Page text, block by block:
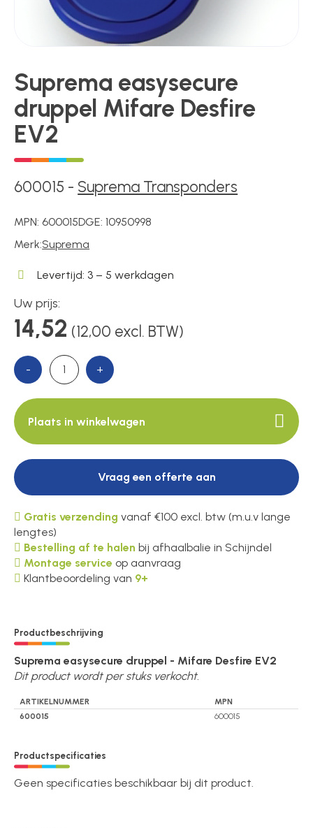
Pulsgevers
Voedingen
Over ons
Contact
Suprema easysecure
druppel Mifare Desfire
EV2
600015 - Suprema Transponders
MPN: 600015DGE:10950998
Merk:Suprema
Levertijd: 3 – 5 werkdagen
Uw prijs:
14,52 (12,00 excl. BTW)
- +
Plaats in winkelwagen
Vraag een offerte aan
Gratis verzending vanaf €100 excl. btw (m.u.v lange
lengtes)
Bestelling af te halen bij afhaalbalie in Schijndel
Montage service op aanvraag
Klantbeoordeling van 9+
Productbeschrijving
Suprema easysecure druppel - Mifare Desfire EV2
Dit product wordt per stuks verkocht.
ARTIKELNUMMER
MPN
600015
600015
Productspecificaties
Geen specificaties beschikbaar bij dit product.